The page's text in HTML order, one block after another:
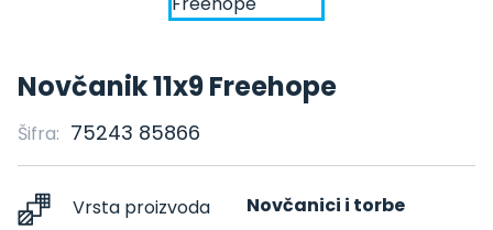
Novčanik 11x9 Freehope
Šifra: 75243 85866
Vrsta proizvoda Novčanici i torbe